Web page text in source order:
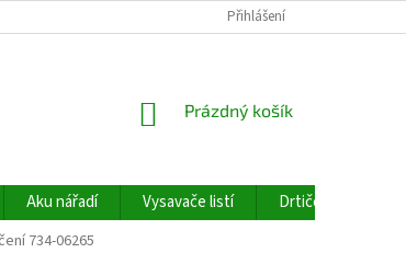
Přihlášení
NÁKUPNÍ
Prázdný košík
Aku nářadí Vysavače listí Drtiče větví
734-06265